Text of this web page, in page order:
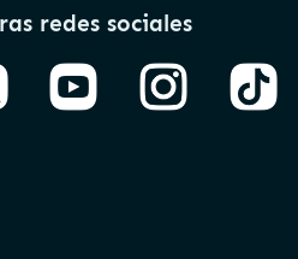
redes sociales